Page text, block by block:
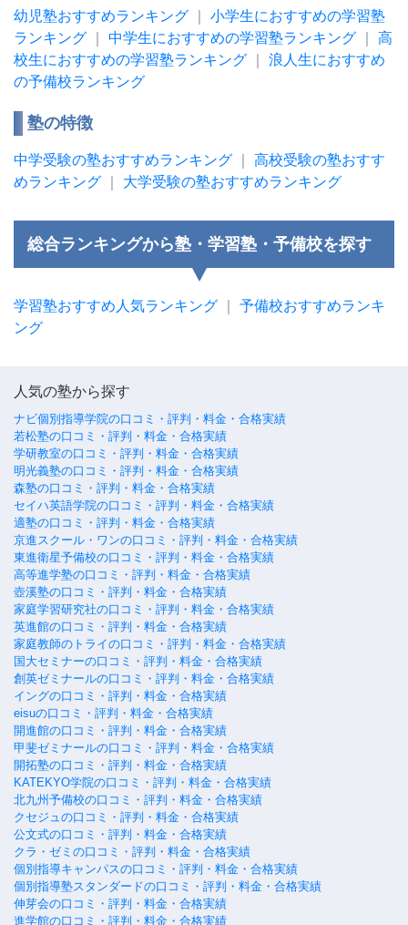
幼児塾おすすめランキング
小学生におすすめの学習塾
ランキング
中学生におすすめの学習塾ランキング
高
校生におすすめの学習塾ランキング
浪人生におすすめ
の予備校ランキング
塾の特徴
中学受験の塾おすすめランキング
高校受験の塾おすす
めランキング
大学受験の塾おすすめランキング
総合ランキングから塾・学習塾・予備校を探す
学習塾おすすめ人気ランキング
予備校おすすめランキ
ング
人気の塾から探す
ナビ個別指導学院の口コミ・評判・料金・合格実績
若松塾の口コミ・評判・料金・合格実績
学研教室の口コミ・評判・料金・合格実績
明光義塾の口コミ・評判・料金・合格実績
森塾の口コミ・評判・料金・合格実績
セイハ英語学院の口コミ・評判・料金・合格実績
適塾の口コミ・評判・料金・合格実績
京進スクール・ワンの口コミ・評判・料金・合格実績
東進衛星予備校の口コミ・評判・料金・合格実績
高等進学塾の口コミ・評判・料金・合格実績
壺溪塾の口コミ・評判・料金・合格実績
家庭学習研究社の口コミ・評判・料金・合格実績
英進館の口コミ・評判・料金・合格実績
家庭教師のトライの口コミ・評判・料金・合格実績
国大セミナーの口コミ・評判・料金・合格実績
創英ゼミナールの口コミ・評判・料金・合格実績
イングの口コミ・評判・料金・合格実績
eisuの口コミ・評判・料金・合格実績
開進館の口コミ・評判・料金・合格実績
甲斐ゼミナールの口コミ・評判・料金・合格実績
開拓塾の口コミ・評判・料金・合格実績
KATEKYO学院の口コミ・評判・料金・合格実績
北九州予備校の口コミ・評判・料金・合格実績
クセジュの口コミ・評判・料金・合格実績
公文式の口コミ・評判・料金・合格実績
クラ・ゼミの口コミ・評判・料金・合格実績
個別指導キャンパスの口コミ・評判・料金・合格実績
個別指導塾スタンダードの口コミ・評判・料金・合格実績
伸芽会の口コミ・評判・料金・合格実績
進学館の口コミ・評判・料金・合格実績